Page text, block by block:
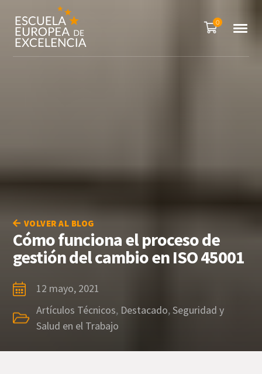
0
VOLVER AL BLOG
Cómo funciona el proceso de
gestión del cambio en ISO 45001
12 mayo, 2021
Artículos Técnicos, Destacado,Seguridad y
Salud en el Trabajo